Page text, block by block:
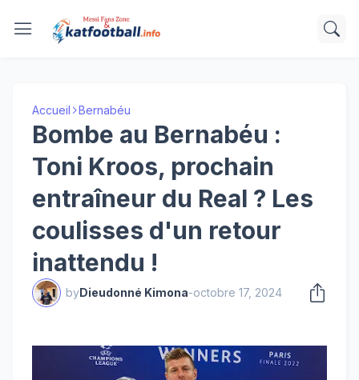
Accueil Bernabéu
Bombe au Bernabéu :
Toni Kroos, prochain
entraîneur du Real ? Les
coulisses d'un retour
inattendu !
byDieudonné Kimona-octobre 17, 2024